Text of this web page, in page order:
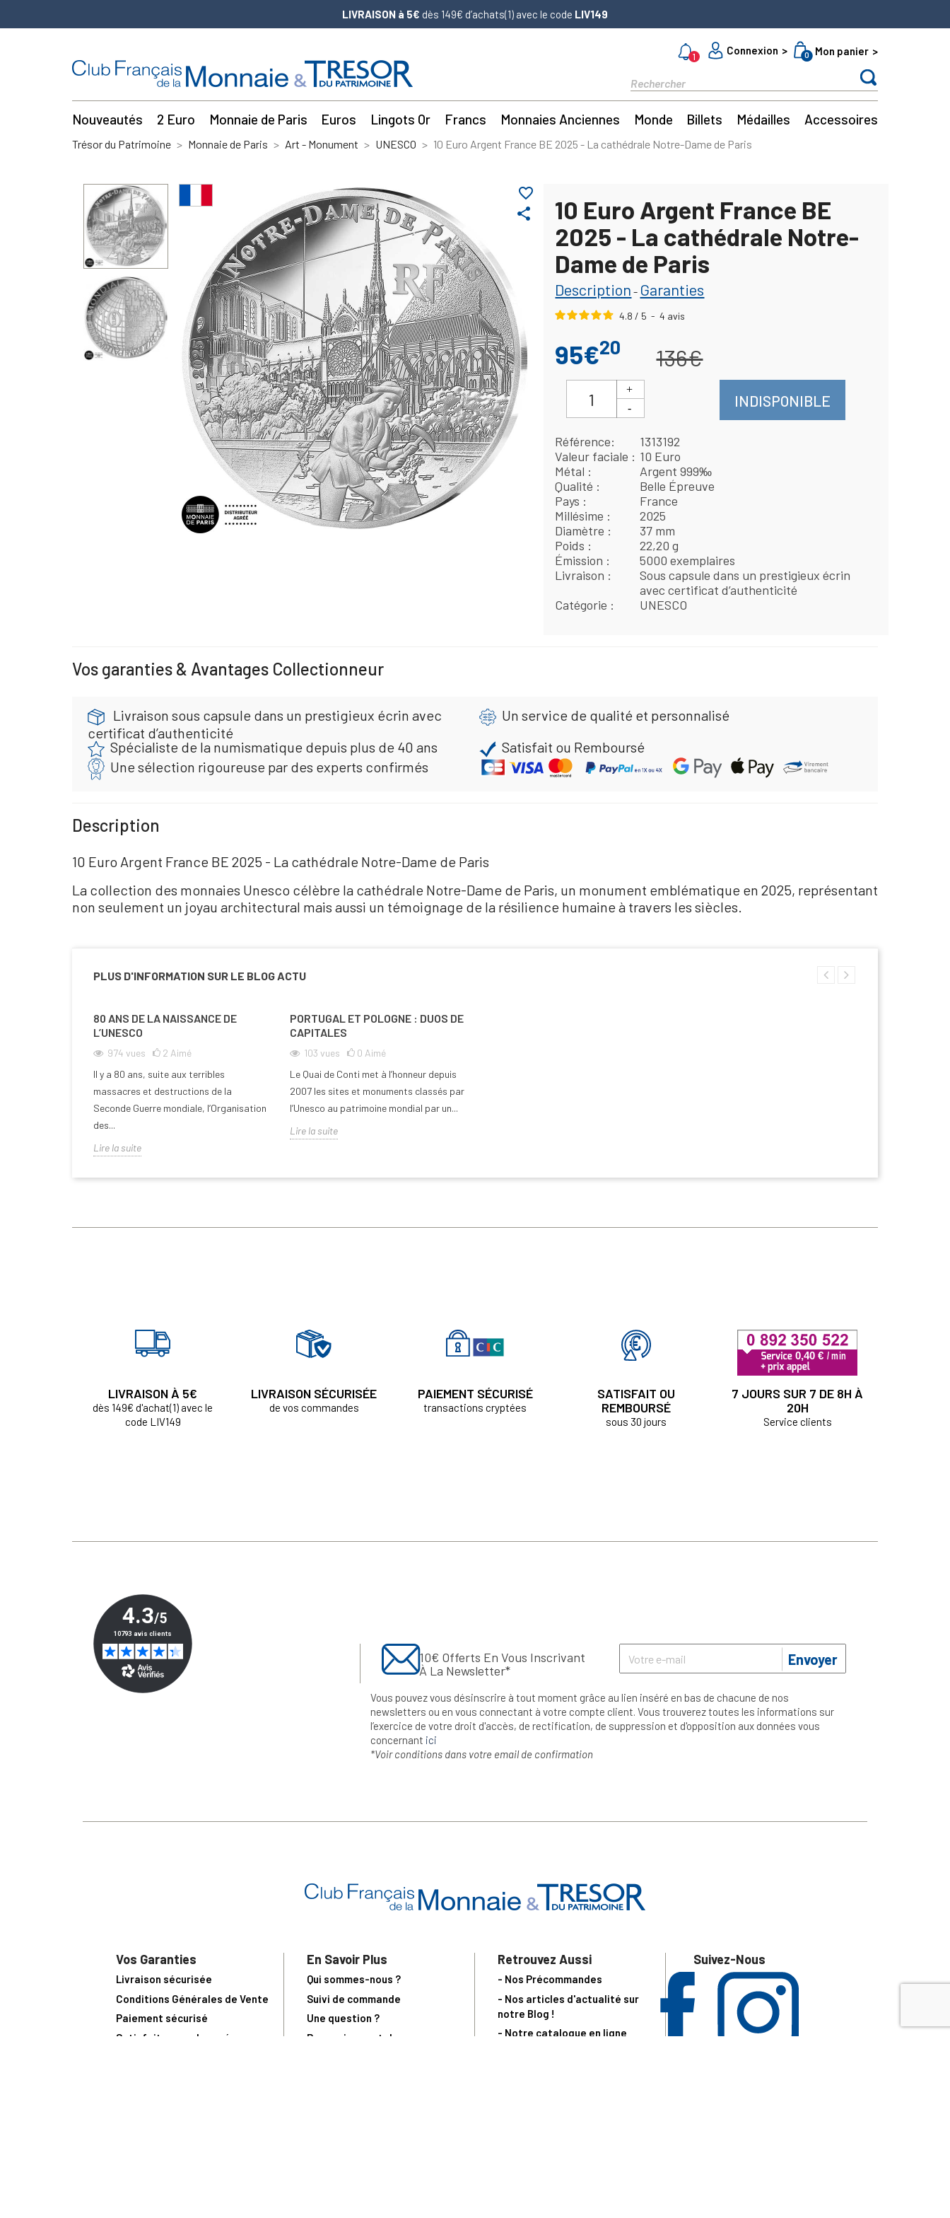
LIVRAISON à 5€ dès 149€ d’achats(1) avec le code LIV149
1
Connexion 0 Mon panier
Nouveautés 2 Euro Monnaie de Paris Euros Lingots Or Francs Monnaies Anciennes Monde Billets Médailles Accessoires
Trésor du Patrimoine Monnaie de Paris Art - Monument UNESCO 10 Euro Argent France BE 2025 - La cathédrale Notre-Dame de Paris
share
favorite_border
10 Euro Argent France BE
2025 - La cathédrale Notre-
Dame de Paris
Description - Garanties
4.8 / 5 - 4 avis
95€20 136€
INDISPONIBLE
Référence
1313192
Valeur faciale
10 Euro
Métal
Argent 999‰
Qualité
Belle Épreuve
Pays
France
Millésime
2025
Diamètre
37 mm
Poids
22,20 g
Émission
5000 exemplaires
Livraison
Sous capsule dans un prestigieux écrin
avec certificat d’authenticité
Catégorie
UNESCO
Vos garanties & Avantages Collectionneur
Livraison sous capsule dans un prestigieux écrin avec
certificat d’authenticité
Un service de qualité et personnalisé
Spécialiste de la numismatique depuis plus de 40 ans
Satisfait ou Remboursé
Une sélection rigoureuse par des experts confirmés
Description
10 Euro Argent France BE 2025 - La cathédrale Notre-Dame de Paris
La collection des monnaies Unesco célèbre la cathédrale Notre-Dame de Paris, un monument emblématique en 2025, représentant
non seulement un joyau architectural mais aussi un témoignage de la résilience humaine à travers les siècles.
PLUS D'INFORMATION SUR LE BLOG ACTU
80 ANS DE LA NAISSANCE DE
L’UNESCO
974 vues 2 Aimé
Il y a 80 ans, suite aux terribles
massacres et destructions de la
Seconde Guerre mondiale, l’Organisation
des...
Lire la suite
PORTUGAL ET POLOGNE : DUOS DE
CAPITALES
103 vues 0 Aimé
Le Quai de Conti met à l’honneur depuis
2007 les sites et monuments classés par
l’Unesco au patrimoine mondial par un...
Lire la suite
LIVRAISON À 5€
dès 149€ d'achat(1) avec le
code LIV149
LIVRAISON SÉCURISÉE
de vos commandes
PAIEMENT SÉCURISÉ
transactions cryptées
SATISFAIT OU
REMBOURSÉ
sous 30 jours
7 JOURS SUR 7 DE 8H À
20H
Service clients
10€ Offerts En Vous Inscrivant
À La Newsletter*
Envoyer
Vous pouvez vous désinscrire à tout moment grâce au lien inséré en bas de chacune de nos
newsletters ou en vous connectant à votre compte client. Vous trouverez toutes les informations sur
l’exercice de votre droit d'accès, de rectification, de suppression et d'opposition aux données vous
concernant ici
*Voir conditions dans votre email de confirmation
Vos Garanties
Livraison sécurisée
Conditions Générales de Vente
Paiement sécurisé
Satisfait ou remboursé
En Savoir Plus
Qui sommes-nous ?
Suivi de commande
Une question ?
Recevoir un catalogue
Retrouvez Aussi
- Nos Précommandes
- Nos articles d'actualité sur
notre Blog !
- Notre catalogue en ligne
Suivez-Nous